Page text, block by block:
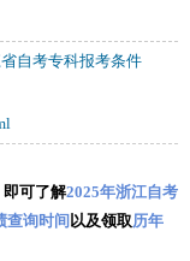
自考专科报考条件
即可了解2025年浙江自考
查询时间 以及领取历年